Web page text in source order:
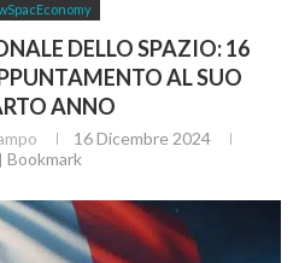
DELLO SPAZIO: 16
AL SUO
ANNO
16 Dicembre 2024
Bookmark